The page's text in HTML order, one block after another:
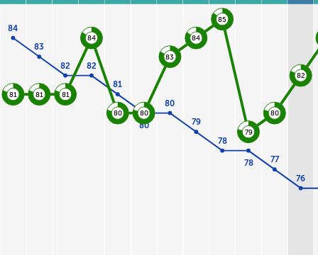
84
83
82 82
81
80
80
79
78
78 77
76
81 81 81
84
80 80
83
84
85
79
80
82